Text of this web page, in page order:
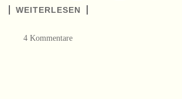
WEITERLESEN
4 Kommentare